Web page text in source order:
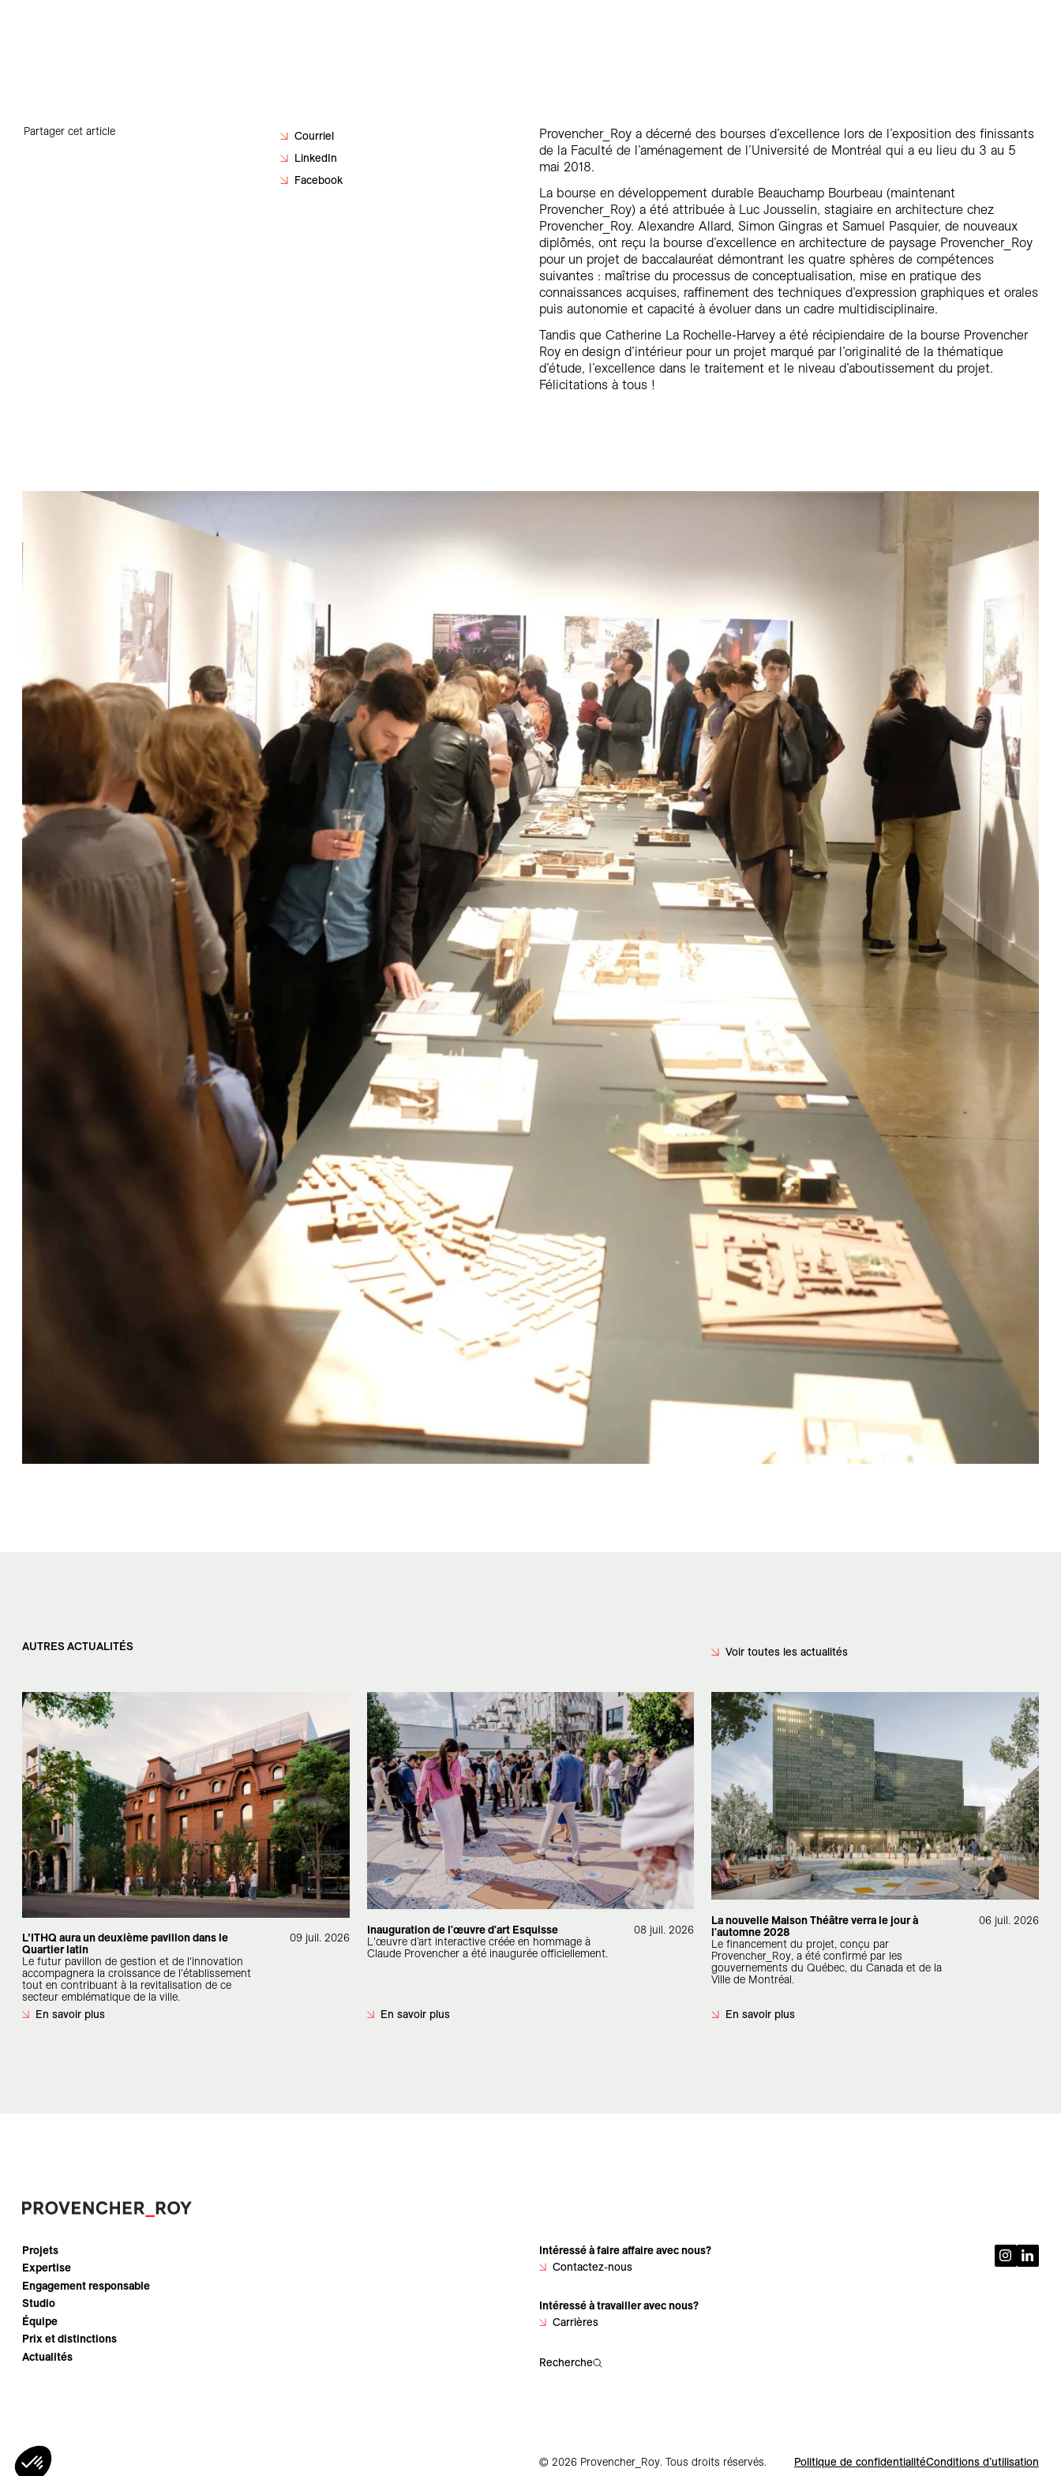
Partager cet article
Courriel
LinkedIn
Facebook
Provencher_Roy a décerné des bourses d’excellence lors de l’exposition des finissants
de la Faculté de l’aménagement de l’Université de Montréal qui a eu lieu du 3 au 5
mai 2018.
La bourse en développement durable Beauchamp Bourbeau (maintenant
Provencher_Roy) a été attribuée à Luc Jousselin, stagiaire en architecture chez
Provencher_Roy. Alexandre Allard, Simon Gingras et Samuel Pasquier, de nouveaux
diplômés, ont reçu la bourse d’excellence en architecture de paysage Provencher_Roy
pour un projet de baccalauréat démontrant les quatre sphères de compétences
suivantes : maîtrise du processus de conceptualisation, mise en pratique des
connaissances acquises, raffinement des techniques d’expression graphiques et orales
puis autonomie et capacité à évoluer dans un cadre multidisciplinaire.
Tandis que Catherine La Rochelle-Harvey a été récipiendaire de la bourse Provencher
Roy en design d’intérieur pour un projet marqué par l’originalité de la thématique
d’étude, l’excellence dans le traitement et le niveau d’aboutissement du projet.
Félicitations à tous !
AUTRES ACTUALITÉS Voir toutes les actualités
L’ITHQ aura un deuxième pavillon dans le
Quartier latin
Le futur pavillon de gestion et de l'innovation
accompagnera la croissance de l'établissement
tout en contribuant à la revitalisation de ce
secteur emblématique de la ville.
En savoir plus
09 juil. 2026
Inauguration de l'œuvre d'art Esquisse
L'œuvre d’art interactive créée en hommage à
Claude Provencher a été inaugurée officiellement.
En savoir plus
08 juil. 2026
La nouvelle Maison Théâtre verra le jour à
l'automne 2028
Le financement du projet, conçu par
Provencher_Roy, a été confirmé par les
gouvernements du Québec, du Canada et de la
Ville de Montréal.
En savoir plus
06 juil. 2026
Projets
Expertise
Engagement responsable
Studio
Équipe
Prix et distinctions
Actualités
Intéressé à faire affaire avec nous?
Contactez-nous
Intéressé à travailler avec nous?
Carrières
Recherche
© 2026 Provencher_Roy. Tous droits réservés. Politique de confidentialitéConditions d’utilisation